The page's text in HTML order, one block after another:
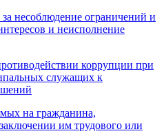
несоблюдение ограничений и
и неисполнение
коррупции при
служащих к
на гражданина,
им трудового или